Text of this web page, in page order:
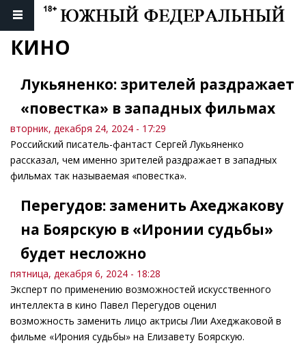
КИНО
Лукьяненко: зрителей раздражает
«повестка» в западных фильмах
вторник, декабря 24, 2024 - 17:29
Российский писатель-фантаст Сергей Лукьяненко
рассказал, чем именно зрителей раздражает в западных
фильмах так называемая «повестка».
Перегудов: заменить Ахеджакову
на Боярскую в «Иронии судьбы»
будет несложно
пятница, декабря 6, 2024 - 18:28
Эксперт по применению возможностей искусственного
интеллекта в кино Павел Перегудов оценил
возможность заменить лицо актрисы Лии Ахеджаковой в
фильме «Ирония судьбы» на Елизавету Боярскую.